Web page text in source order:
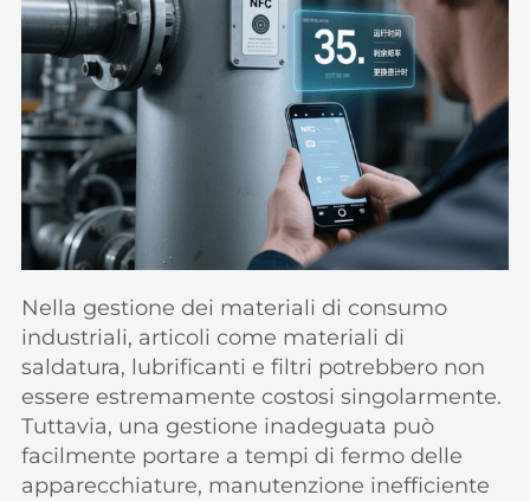
Nella gestione dei materiali di consumo
industriali, articoli come materiali di
saldatura, lubrificanti e filtri potrebbero non
essere estremamente costosi singolarmente.
Tuttavia, una gestione inadeguata può
facilmente portare a tempi di fermo delle
apparecchiature, manutenzione inefficiente